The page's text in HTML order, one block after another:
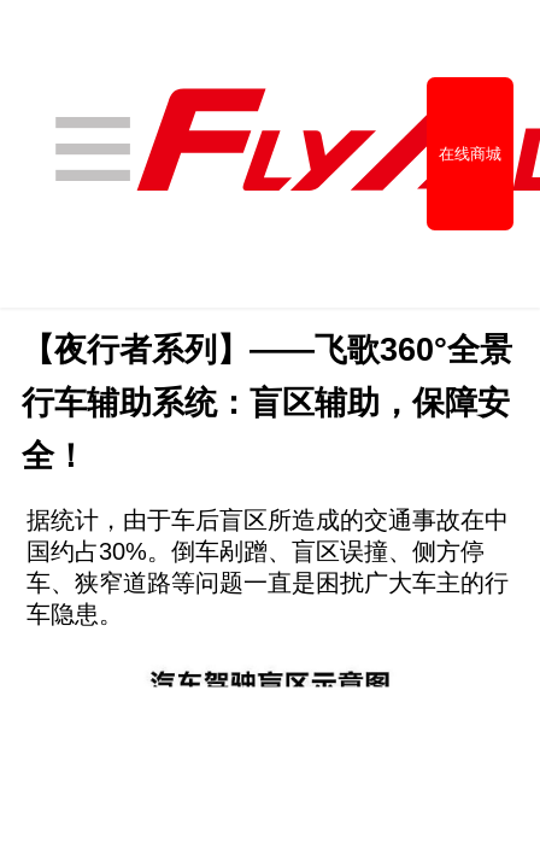
在线商城
经销商查询
【夜行者系列】——飞歌360°全景
行车辅助系统：盲区辅助，保障安
全！
据统计，由于车后盲区所造成的交通事故在中
国约占30%。倒车剐蹭、盲区误撞、侧方停
车、狭窄道路等问题一直是困扰广大车主的行
车隐患。